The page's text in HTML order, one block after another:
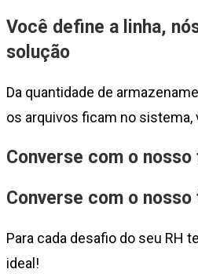
Você define a linha,
solução
Da quantidade de
os arquivos ficam no sistema,
Converse com o nosso
Converse com o nosso
Para cada desafio do seu RH
ideal!